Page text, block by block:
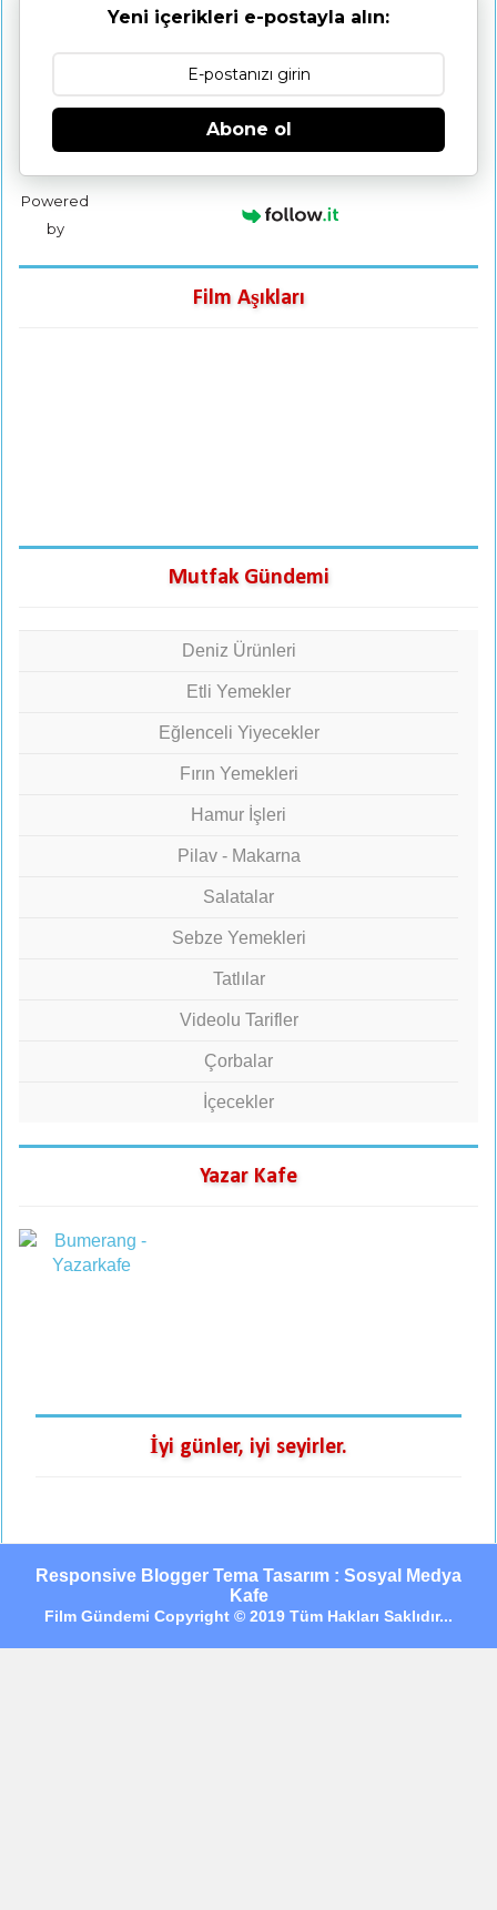
Yeni içerikleri e-postayla alın:
Abone ol
Powered
by
Film Aşıkları
Mutfak Gündemi
Deniz Ürünleri
Etli Yemekler
Eğlenceli Yiyecekler
Fırın Yemekleri
Hamur İşleri
Pilav - Makarna
Salatalar
Sebze Yemekleri
Tatlılar
Videolu Tarifler
Çorbalar
İçecekler
Yazar Kafe
İyi günler, iyi seyirler.
Responsive Blogger Tema Tasarım : Sosyal Medya
Kafe
Film Gündemi Copyright © 2019 Tüm Hakları Saklıdır...